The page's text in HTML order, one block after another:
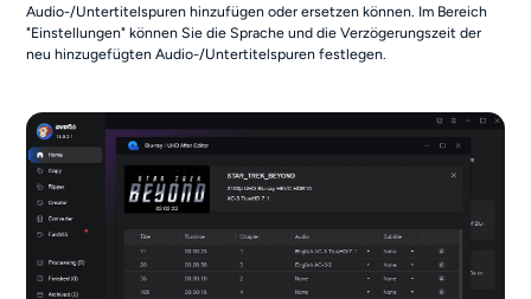
Audio-/Untertitelspuren hinzufügen oder ersetzen können. Im Bereich
"Einstellungen" können Sie die Sprache und die Verzögerungszeit der
neu hinzugefügten Audio-/Untertitelspuren festlegen.